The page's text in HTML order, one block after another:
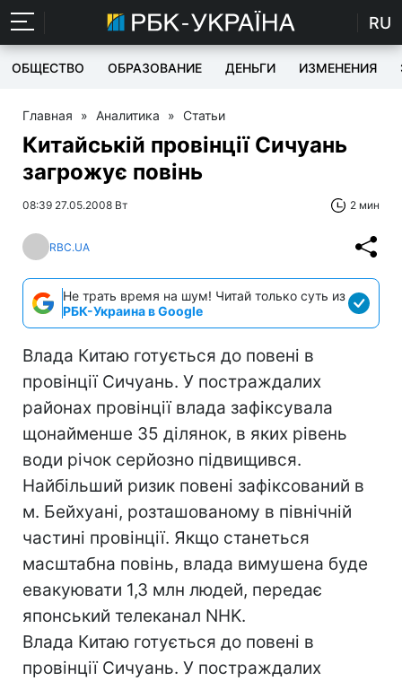
RU
ОБЩЕСТВО ОБРАЗОВАНИЕ ДЕНЬГИ ИЗМЕНЕНИЯ
Главная » Аналитика » Статьи
Китайській провінції Сичуань
загрожує повінь
08:39 27.05.2008 Вт 2 мин
RBC.UA
Не трать время на шум! Читай только суть из
РБК-Украина в Google
Влада Китаю готується до повені в
провінції Сичуань. У постраждалих
районах провінції влада зафіксувала
щонайменше 35 ділянок, в яких рівень
води річок серйозно підвищився.
Найбільший ризик повені зафіксований в
м. Бейхуані, розташованому в північній
частині провінції. Якщо станеться
масштабна повінь, влада вимушена буде
евакуювати 1,3 млн людей, передає
японський телеканал NHK.
Влада Китаю готується до повені в
провінції Сичуань. У постраждалих